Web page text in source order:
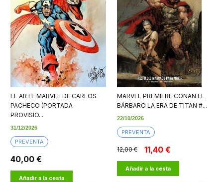
EL ARTE MARVEL DE CARLOS
PACHECO (PORTADA
PROVISIO...
31/12/2026
PREVENTA
40,00 €
Añadir a la cesta
MARVEL PREMIERE CONAN EL
BÁRBARO LA ERA DE TITAN #...
22/10/2026
PREVENTA
12,00 € 11,40 €
Añadir a la cesta